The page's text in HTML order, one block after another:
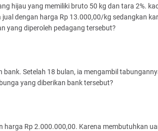
hijau yang memiliki bruto 50 kg dan tara 2%.
dengan harga Rp 13.000,00/kg sedangkan
yang diperoleh pedagang tersebut?
bank. Setelah 18 bulan, ia mengambil
yang diberikan bank tersebut?
harga Rp 2.000.000,00. Karena membutuhkan